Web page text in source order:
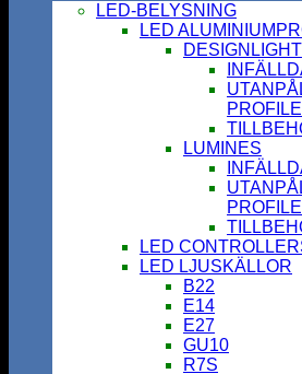
LED-BELYSNING
LED
DESIGNLIGHT
LUMINES
LED
LED LJUSKÄLLOR
B22
E14
E27
GU10
R7S